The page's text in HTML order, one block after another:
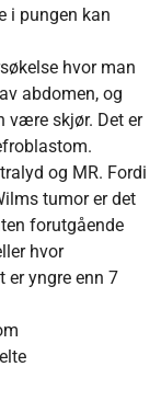
i pungen kan
hvor man
abdomen, og
være skjør. Det er
og MR. Fordi
tumor er det
forutgående
hvor
er yngre enn 7